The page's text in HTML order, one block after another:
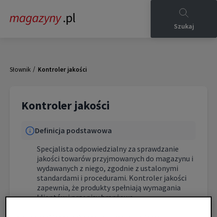
Szukaj
Słownik / Kontroler jakości
Kontroler jakości
Definicja podstawowa
Specjalista odpowiedzialny za sprawdzanie
jakości towarów przyjmowanych do magazynu i
wydawanych z niego, zgodnie z ustalonymi
standardami i procedurami. Kontroler jakości
zapewnia, że produkty spełniają wymagania
klientów i przepisy branżowe.